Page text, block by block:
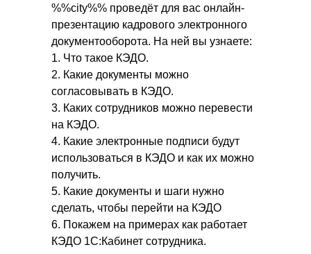
%%city%% проведёт для вас онлайн-
презентацию кадрового электронного
документооборота. На ней вы узнаете:
1. Что такое КЭДО.
2. Какие документы можно
согласовывать в КЭДО.
3. Каких сотрудников можно перевести
на КЭДО.
4. Какие электронные подписи будут
использоваться в КЭДО и как их можно
получить.
5. Какие документы и шаги нужно
сделать, чтобы перейти на КЭДО
6. Покажем на примерах как работает
КЭДО 1С:Кабинет сотрудника.